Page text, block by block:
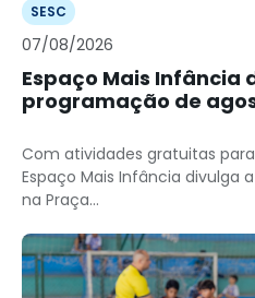
SESC
07/08/2026
Espaço Mais Infância
programação de
Com atividades gratuitas
Espaço Mais Infância divulga
na Praça...